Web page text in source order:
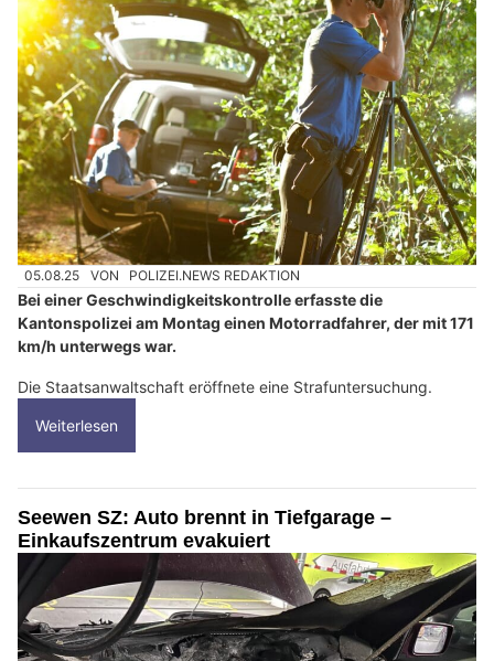
05.08.25 VON POLIZEI.NEWS REDAKTION
Bei einer Geschwindigkeitskontrolle erfasste die
Kantonspolizei am Montag einen Motorradfahrer, der mit 171
km/h unterwegs war.
Die Staatsanwaltschaft eröffnete eine Strafuntersuchung.
Weiterlesen
Seewen SZ: Auto brennt in Tiefgarage –
Einkaufszentrum evakuiert